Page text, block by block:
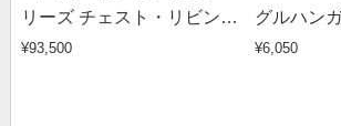
リーズ チェスト・リビング
チェスト 幅85cm高さ72cm
¥93,500
グルハン
¥6,050